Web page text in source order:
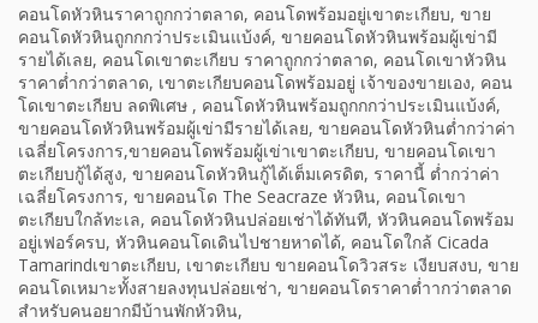
คอนโดหัวหินราคาถูกกว่าตลาด, คอนโดพร้อมอยู่เขาตะเกียบ, ขาย
คอนโดหัวหินถูกกกว่าประเมินแบ้งค์, ขายคอนโดหัวหินพร้อมผู้เข่ามี
รายได้เลย, คอนโดเขาตะเกียบ ราคาถูกกว่าตลาด, คอนโดเขาหัวหิน
ราคาต่ำกว่าตลาด, เขาตะเกียบคอนโดพร้อมอยู่ เจ้าของขายเอง, คอน
โดเขาตะเกียบ ลดพิเศษ , คอนโดหัวหินพร้อมถูกกกว่าประเมินแบ้งค์,
ขายคอนโดหัวหินพร้อมผู้เข่ามีรายได้เลย, ขายคอนโดหัวหินต่ำกว่าค่า
เฉลี่ยโครงการ,ขายคอนโดพร้อมผู้เข่าเขาตะเกียบ, ขายคอนโดเขา
ตะเกียบกู้ได้สูง, ขายคอนโดหัวหินกู้ได้เต็มเครดิต, ราคานี้ ต่ำกว่าค่า
เฉลี่ยโครงการ, ขายคอนโด The Seacraze หัวหิน, คอนโดเขา
ตะเกียบใกล้ทะเล, คอนโดหัวหินปล่อยเช่าได้ทันที, หัวหินคอนโดพร้อม
อยู่เฟอร์ครบ, หัวหินคอนโดเดินไปชายหาดได้, คอนโดใกล้ Cicada
Tamarindเขาตะเกียบ, เขาตะเกียบ ขายคอนโดวิวสระ เงียบสงบ, ขาย
คอนโดเหมาะทั้งสายลงทุนปล่อยเช่า, ขายคอนโดราคาต่ำากว่าตลาด
สำหรับคนอยากมีบ้านพักหัวหิน,